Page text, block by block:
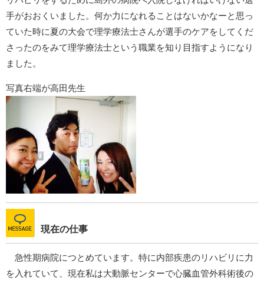
手がおおくいました。何か力になれることはないかなーと思っ
ていた時に夏の大会で理学療法士さんが選手のケアをしてくだ
さったのをみて理学療法士という職業を知り目指すようになり
ました。
写真右端が高田先生
現在の仕事
急性期病院につとめています。特に内部疾患のリハビリに力
を入れていて、現在私は大動脈センターで心臓血管外科術後の